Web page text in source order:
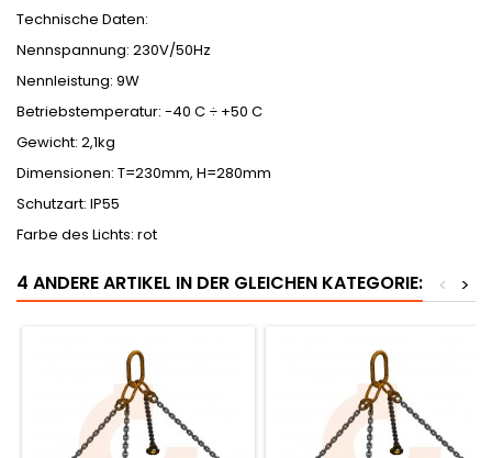
Technische Daten:
Nennspannung: 230V/50Hz
Nennleistung: 9W
Betriebstemperatur: -40 C ÷ +50 C
Gewicht: 2,1kg
Dimensionen: T=230mm, H=280mm
Schutzart: IP55
Farbe des Lichts: rot
4 ANDERE ARTIKEL IN DER GLEICHEN KATEGORIE: >
<